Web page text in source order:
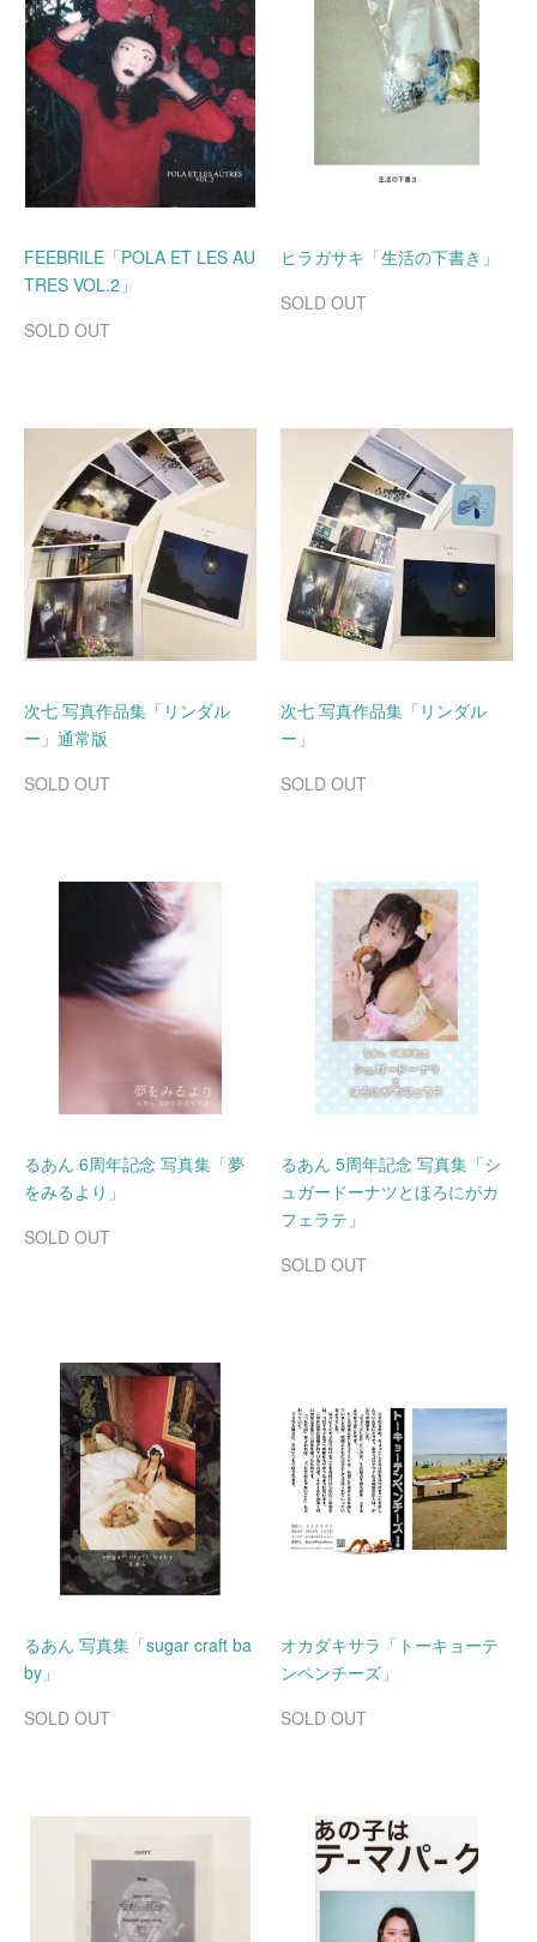
FEEBRILE「POLA ET LES AU
TRES VOL.2」
SOLD OUT
ヒラガサキ「生活の下書き」
SOLD OUT
次七 写真作品集「リンダル
ー」通常版
SOLD OUT
次七 写真作品集「リンダル
ー」
SOLD OUT
るあん 6周年記念 写真集「夢
をみるより」
SOLD OUT
るあん 5周年記念 写真集「シ
ュガードーナツとほろにがカ
フェラテ」
SOLD OUT
るあん 写真集「sugar craft ba
by」
SOLD OUT
オカダキサラ「トーキョーテ
ンペンチーズ」
SOLD OUT